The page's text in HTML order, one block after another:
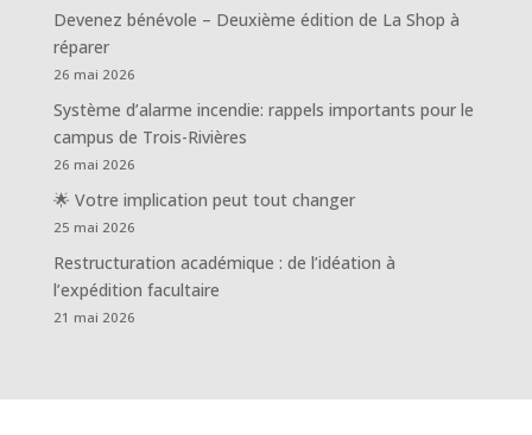
Devenez bénévole – Deuxième édition de La Shop à
réparer
26 mai 2026
Système d’alarme incendie: rappels importants pour le
campus de Trois-Rivières
26 mai 2026
🌟 Votre implication peut tout changer
25 mai 2026
Restructuration académique : de l’idéation à
l’expédition facultaire
21 mai 2026